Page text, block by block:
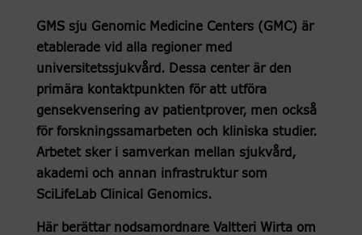
GMS sju Genomic Medicine Centers (GMC) är
etablerade vid alla regioner med
universitetssjukvård. Dessa center är den
primära kontaktpunkten för att utföra
gensekvensering av patientprover, men också
för forskningssamarbeten och kliniska studier.
Arbetet sker i samverkan mellan sjukvård,
akademi och annan infrastruktur som
SciLifeLab Clinical Genomics.
Här berättar nodsamordnare Valtteri Wirta om